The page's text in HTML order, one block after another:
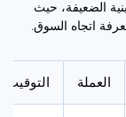
الضعيفة، حيث
اتجاه السوق.
التوقيت العملة